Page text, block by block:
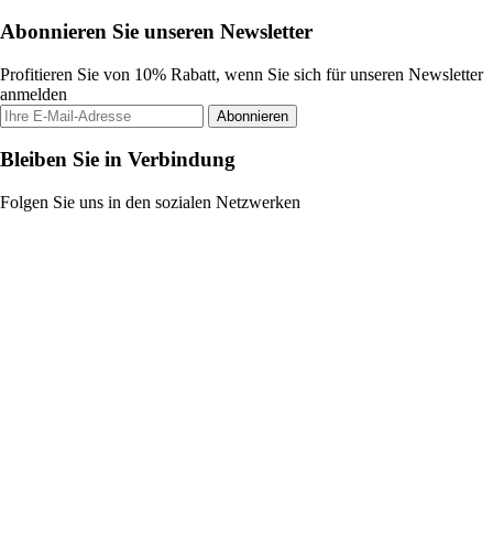
Abonnieren Sie unseren Newsletter
Profitieren Sie von 10% Rabatt, wenn Sie sich für unseren Newsletter
anmelden
Abonnieren
Bleiben Sie in Verbindung
Folgen Sie uns in den sozialen Netzwerken